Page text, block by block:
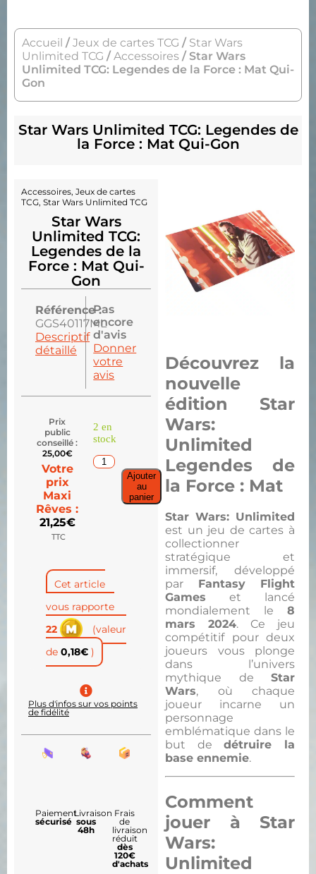
Accueil /Jeux de cartes TCG / Star Wars
Unlimited TCG /Accessoires / Star Wars
Unlimited TCG: Legendes de la Force : Mat Qui-
Gon
Star Wars Unlimited TCG: Legendes de
la Force : Mat Qui-Gon
Découvrez la
nouvelle
édition Star
Wars:
Unlimited
Legendes de
la Force : Mat
Star Wars: Unlimited
est un jeu de cartes à
collectionner
stratégique et
immersif, développé
par Fantasy Flight
Games et lancé
mondialement le 8
mars 2024. Ce jeu
compétitif pour deux
joueurs vous plonge
dans l’univers
mythique de Star
Wars, où chaque
joueur incarne un
personnage
emblématique dans le
but dedétruire la
base ennemie.
Comment
jouer à Star
Wars:
Unlimited
Accessoires, Jeux de cartes
TCG, Star Wars Unlimited TCG
Star Wars
Unlimited TCG:
Legendes de la
Force : Mat Qui-
Gon
Référence :
GGS40117ML
Descriptif
détaillé
Pas
encore
d'avis
Donner
votre
avis
Prix
public
conseillé :
25,00€
Votre
prix
Maxi
Rêves :
21,25€
TTC
2 en
stock
Ajouter
au
panier
Cet article
vous rapporte
22
(valeur
de 0,18€ )
Plus d'infos sur vos points
de fidélité
Paiement
sécurisé
Livraison
sous
48h
Frais
de
livraison
réduit
dès
120€
d'achats